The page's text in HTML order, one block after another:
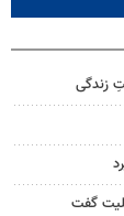
زندگی
گفت